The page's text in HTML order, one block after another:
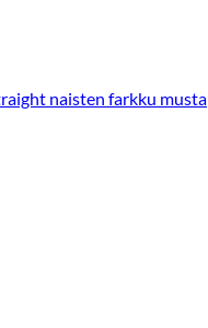
naisten farkku musta